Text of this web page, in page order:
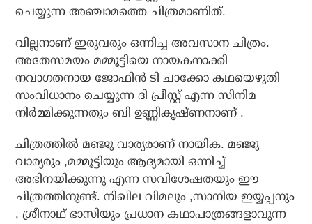
ചെയ്യുന്ന അഞ്ചാമത്തെ ചിത്രമാണിത്.
വില്ലനാണ് ഇരുവരും ഒന്നിച്ച അവസാന ചിത്രം.
അതേസമയം മമ്മൂട്ടിയെ നായകനാക്കി
നവാഗതനായ ജോഫിന്‍ ടി ചാക്കോ കഥയെഴുതി
സംവിധാനം ചെയ്യുന്ന ദി പ്രീസ്റ്റ് എന്ന സിനിമ
നിര്‍മ്മിക്കുന്നതും ബി ഉണ്ണികൃഷ്ണനാണ് .
ചിത്രത്തില്‍ മഞ്ജു വാര്യരാണ് നായിക. മഞ്ജു
വാര്യരും ,മമ്മൂട്ടിയും ആദ്യമായി ഒന്നിച്ച്
അഭിനയിക്കുന്നു എന്ന സവിശേഷതയും ഈ
ചിത്രത്തിനുണ്ട്. നിഖില വിമലും ,സാനിയ ഇയ്യപ്പനും
, ശ്രീനാഥ് ഭാസിയും പ്രധാന കഥാപാത്രങ്ങളാവുന്ന